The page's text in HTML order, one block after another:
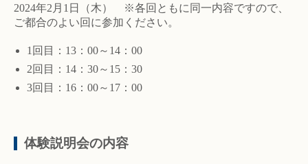
2024年2月1日（木） ※各回ともに同一内容ですので、
ご都合のよい回に参加ください。
1回目：13：00～14：00
2回目：14：30～15：30
3回目：16：00～17：00
体験説明会の内容